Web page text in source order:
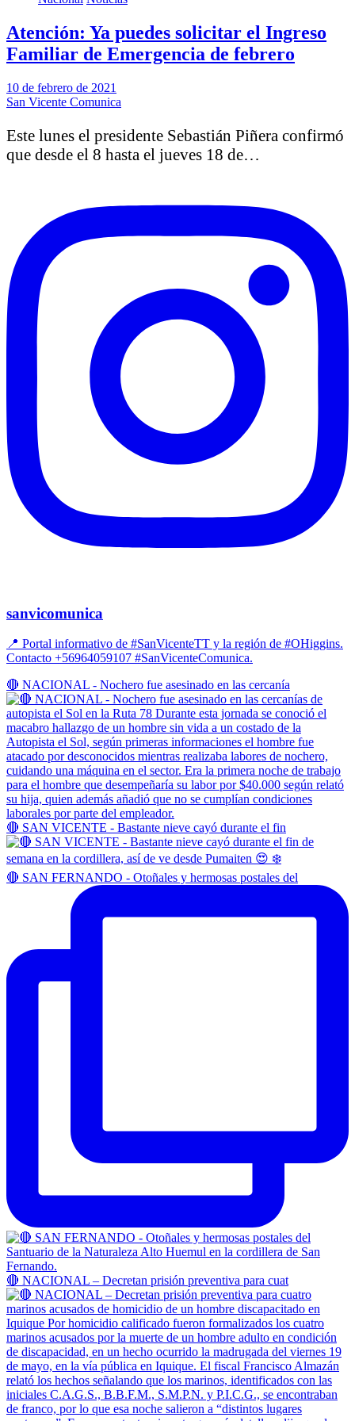
Atención: Ya puedes solicitar el Ingreso
Familiar de Emergencia de febrero
10 de febrero de 2021
San Vicente Comunica
Este lunes el presidente Sebastián Piñera confirmó
que desde el 8 hasta el jueves 18 de…
sanvicomunica
📍 Portal informativo de #SanVicenteTT y la región de #OHiggins.
Contacto +56964059107 #SanVicenteComunica.
🔴 NACIONAL - Nochero fue asesinado en las cercanía
🔴 SAN VICENTE - Bastante nieve cayó durante el fin
🔴 SAN FERNANDO - Otoñales y hermosas postales del
🔴 NACIONAL – Decretan prisión preventiva para cuat